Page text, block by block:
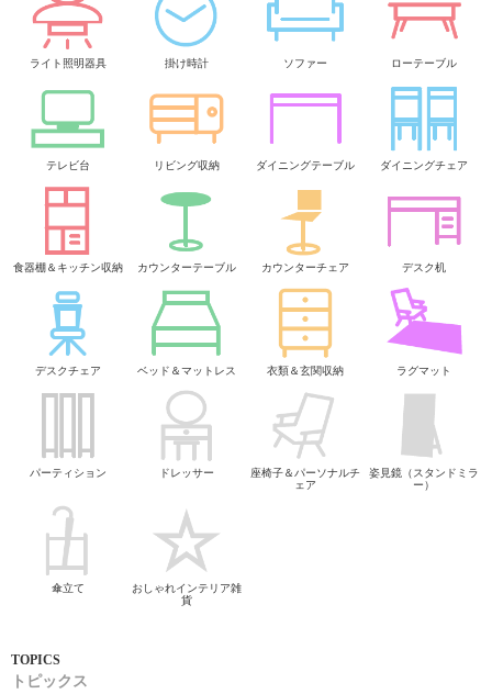
ライト照明器具 掛け時計 ソファー ローテーブル
テレビ台 リビング収納 ダイニングテーブル ダイニングチェア
食器棚＆キッチン収納 カウンターテーブル カウンターチェア デスク机
デスクチェア ベッド＆マットレス 衣類＆玄関収納 ラグマット
パーティション ドレッサー
座椅子＆パーソナルチ
ェア
姿見鏡（スタンドミラ
ー）
傘立て
おしゃれインテリア雑
貨
トピックス